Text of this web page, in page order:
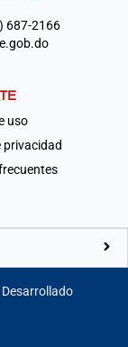
687-2166
uso
privacidad